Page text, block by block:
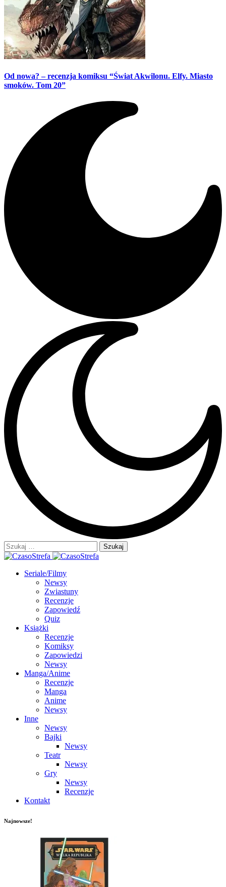
Od nowa? – recenzja komiksu “Świat Akwilonu. Elfy. Miasto
smoków. Tom 20”
Szukaj:
Seriale/Filmy
Newsy
Zwiastuny
Recenzje
Zapowiedź
Quiz
Książki
Recenzje
Komiksy
Zapowiedzi
Newsy
Manga/Anime
Recenzje
Manga
Anime
Newsy
Inne
Newsy
Bajki
Newsy
Teatr
Newsy
Gry
Newsy
Recenzje
Kontakt
Najnowsze!